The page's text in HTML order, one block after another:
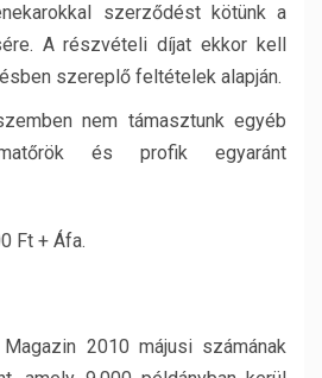
szerződést kötünk a
A részvételi díjat ekkor kell
szereplő feltételek alapján.
nem támasztunk egyéb
és profik egyaránt
Ft + Áfa.
2010 májusi számának